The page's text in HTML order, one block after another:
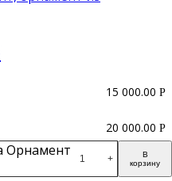
Орнамент
+
В
корзину
15 000.00 Р
20 000.00 Р